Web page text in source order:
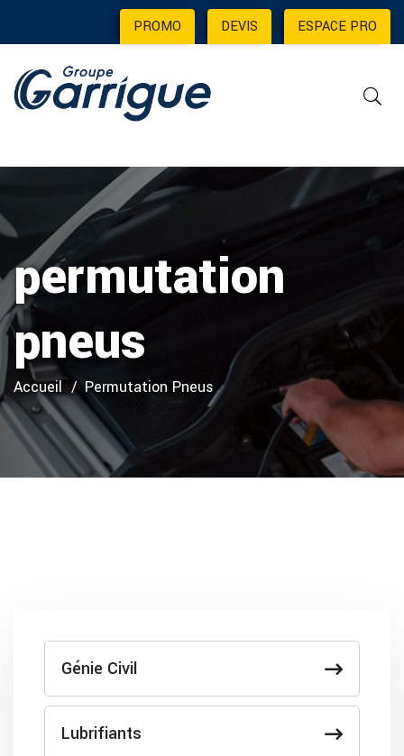
PROMO | DEVIS | ESPACE PRO
permutation
pneus
Accueil Permutation Pneus
Génie Civil
Lubrifiants